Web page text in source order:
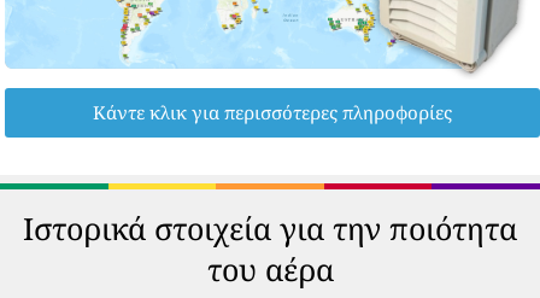
Κάντε κλικ για περισσότερες πληροφορίες
Ιστορικά στοιχεία για την ποιότητα
του αέρα